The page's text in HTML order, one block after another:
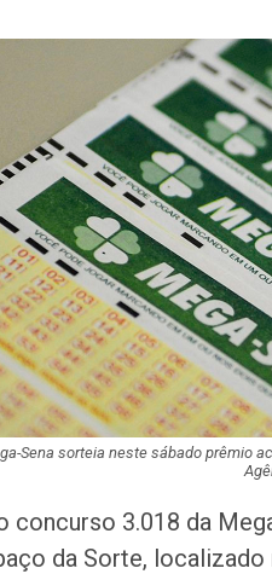
Sena sorteia neste sábado prêmio
concurso 3.018 da
da Sorte, localizado